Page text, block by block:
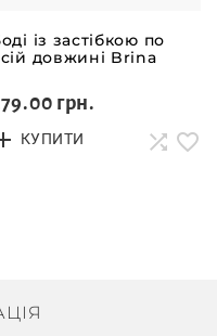
із застібкою по
довжині Brina
грн.
КУПИТИ